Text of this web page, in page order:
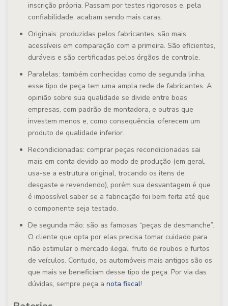
inscrição própria. Passam por testes rigorosos e, pela
confiabilidade, acabam sendo mais caras.
Originais: produzidas pelos fabricantes, são mais
acessíveis em comparação com a primeira. São eficientes,
duráveis e são certificadas pelos órgãos de controle.
Paralelas: também conhecidas como de segunda linha,
esse tipo de peça tem uma ampla rede de fabricantes. A
opinião sobre sua qualidade se divide entre boas
empresas, com padrão de montadora, e outras que
investem menos e, como consequência, oferecem um
produto de qualidade inferior.
Recondicionadas: comprar peças recondicionadas sai
mais em conta devido ao modo de produção (em geral,
usa-se a estrutura original, trocando os itens de
desgaste e revendendo), porém sua desvantagem é que
é impossível saber se a fabricação foi bem feita até que
o componente seja testado.
De segunda mão: são as famosas “peças de desmanche”.
O cliente que opta por elas precisa tomar cuidado para
não estimular o mercado ilegal, fruto de roubos e furtos
de veículos. Contudo, os automóveis mais antigos são os
que mais se beneficiam desse tipo de peça. Por via das
dúvidas, sempre peça a nota fiscal!